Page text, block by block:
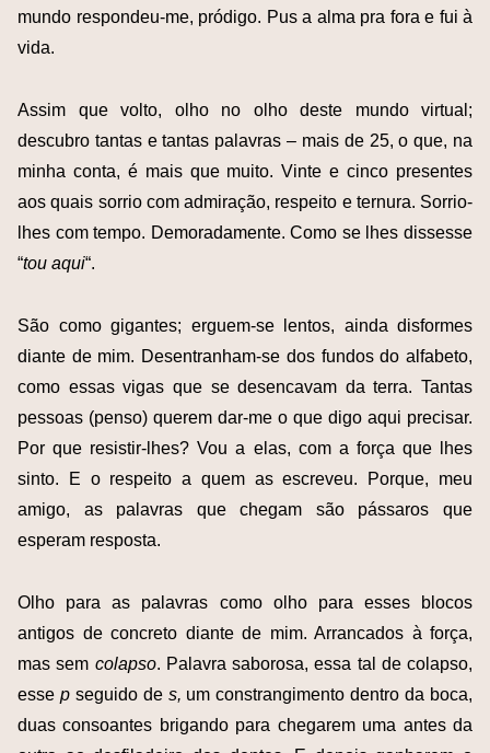
mundo respondeu-me, pródigo. Pus a alma pra fora e fui à
vida.
Assim que volto, olho no olho deste mundo virtual;
descubro tantas e tantas palavras – mais de 25, o que, na
minha conta, é mais que muito. Vinte e cinco presentes
aos quais sorrio com admiração, respeito e ternura. Sorrio-
lhes com tempo. Demoradamente. Como se lhes dissesse
“tou aqui“.
São como gigantes; erguem-se lentos, ainda disformes
diante de mim. Desentranham-se dos fundos do alfabeto,
como essas vigas que se desencavam da terra. Tantas
pessoas (penso) querem dar-me o que digo aqui precisar.
Por que resistir-lhes? Vou a elas, com a força que lhes
sinto. E o respeito a quem as escreveu. Porque, meu
amigo, as palavras que chegam são pássaros que
esperam resposta.
Olho para as palavras como olho para esses blocos
antigos de concreto diante de mim. Arrancados à força,
mas sem colapso. Palavra saborosa, essa tal de colapso,
esse pseguido de s, um constrangimento dentro da boca,
duas consoantes brigando para chegarem uma antes da